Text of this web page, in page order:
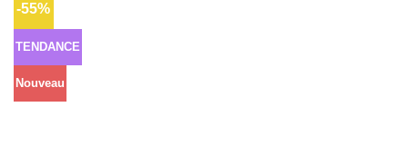
-55%
TENDANCE
Nouveau